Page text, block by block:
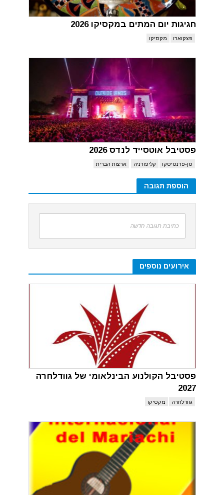
חגיגות יום המתים במקסיקו 2026
פצקוארו מקסיקו
פסטיבל אוטסייד לנדס 2026
סן-פרנסיסקו קליפורניה ארצות הברית
הוספת תגובה
כתיבת תגובה חדשה
אירועים נוספים
פסטיבל הקולנוע הבינלאומי של גוודלחרה
2027
גוודלחרה מקסיקו